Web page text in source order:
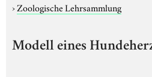
›Zoologische Lehrsammlung
Modell eines